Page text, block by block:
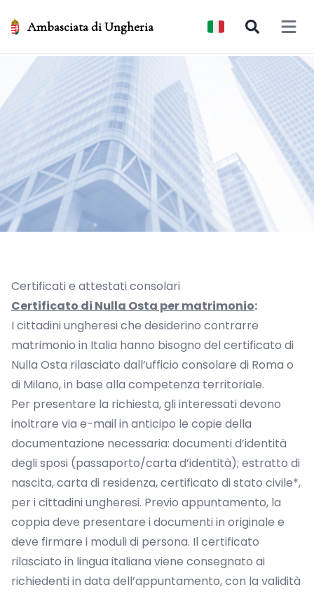
Ambasciata di Ungheria Open
Certificati e attestati consolari
Certificato di Nulla Osta per matrimonio:
I cittadini ungheresi che desiderino contrarre
matrimonio in Italia hanno bisogno del certificato di
Nulla Osta rilasciato dall’ufficio consolare di Roma o
di Milano, in base alla competenza territoriale.
Per presentare la richiesta, gli interessati devono
inoltrare via e-mail in anticipo le copie della
documentazione necessaria: documenti d’identità
degli sposi (passaporto/carta d’identità); estratto di
nascita, carta di residenza, certificato di stato civile*,
per i cittadini ungheresi. Previo appuntamento, la
coppia deve presentare i documenti in originale e
deve firmare i moduli di persona. Il certificato
rilasciato in lingua italiana viene consegnato ai
richiedenti in data dell’appuntamento, con la validità